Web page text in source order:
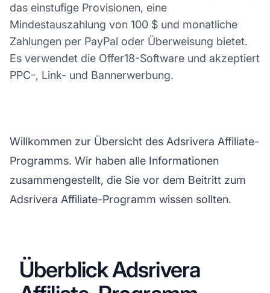
das einstufige Provisionen, eine
Mindestauszahlung von 100 $ und monatliche
Zahlungen per PayPal oder Überweisung bietet.
Es verwendet die Offer18-Software und akzeptiert
PPC-, Link- und Bannerwerbung.
Willkommen zur Übersicht des Adsrivera Affiliate-
Programms. Wir haben alle Informationen
zusammengestellt, die Sie vor dem Beitritt zum
Adsrivera Affiliate-Programm wissen sollten.
Überblick Adsrivera